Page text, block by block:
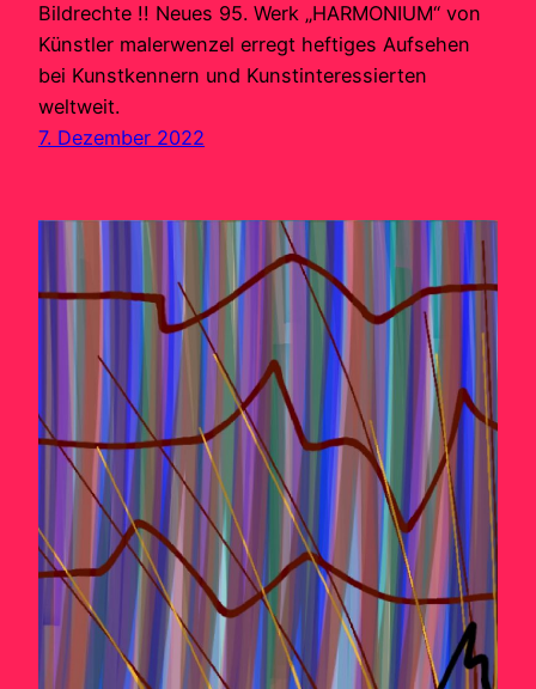
Bildrechte !! Neues 95. Werk „HARMONIUM“ von
Künstler malerwenzel erregt heftiges Aufsehen
bei Kunstkennern und Kunstinteressierten
weltweit.
7. Dezember 2022